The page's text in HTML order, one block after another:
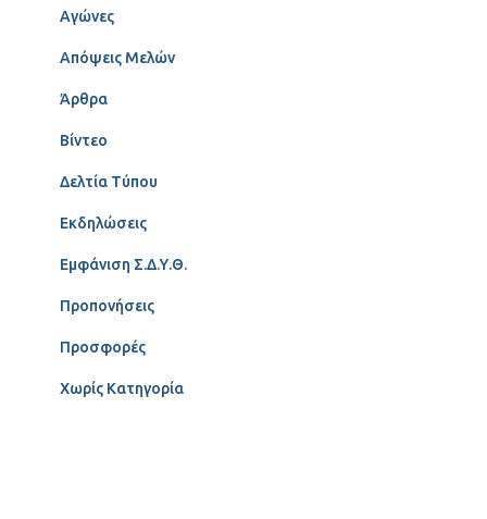
Αγώνες
Απόψεις Μελών
Άρθρα
Βίντεο
Δελτία Τύπου
Εκδηλώσεις
Εμφάνιση Σ.Δ.Υ.Θ.
Προπονήσεις
Προσφορές
Χωρίς Κατηγορία